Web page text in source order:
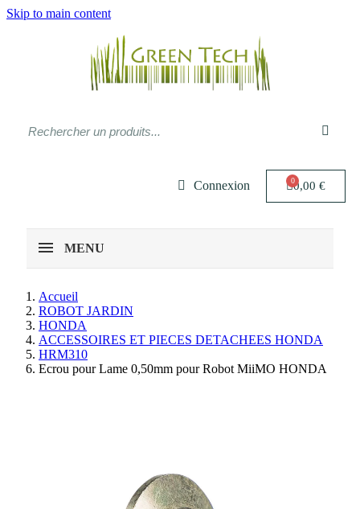
Skip to main content
Connexion 0,00 €
MENU
Accueil
ROBOT JARDIN
HONDA
ACCESSOIRES ET PIECES DETACHEES HONDA
HRM310
Ecrou pour Lame 0,50mm pour Robot MiiMO HONDA